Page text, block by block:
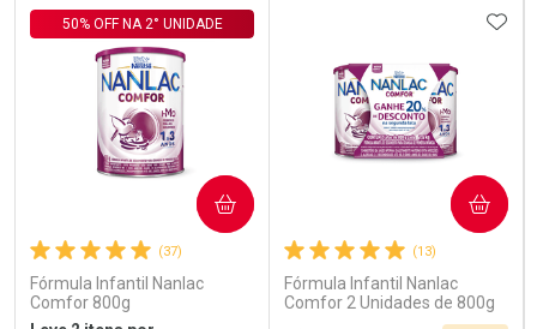
(37)
Fórmula Infantil Nanlac
Comfor 800g
50% OFF NA 2° UNIDADE
COMPRAR
(13)
Fórmula Infantil Nanlac
Comfor 2 Unidades de 800g
COMPRAR